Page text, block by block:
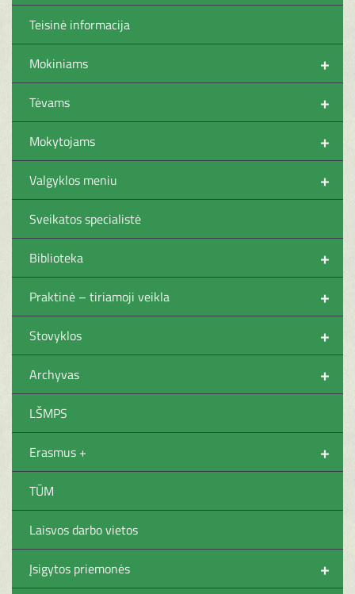
Teisinė informacija
+
Mokiniams
+
Tėvams
+
Mokytojams
+
Valgyklos meniu
Sveikatos specialistė
+
Biblioteka
+
Praktinė – tiriamoji veikla
+
Stovyklos
+
Archyvas
LŠMPS
+
Erasmus +
TŪM
Laisvos darbo vietos
+
Įsigytos priemonės